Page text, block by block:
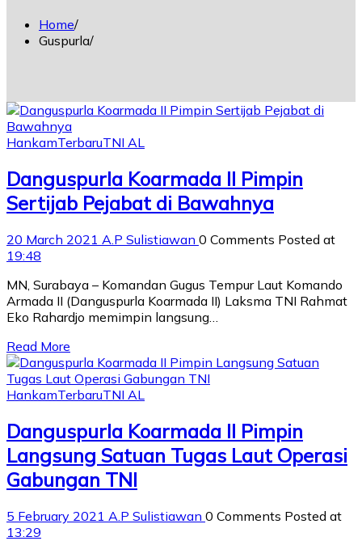
Home
Guspurla
HankamTerbaruTNI AL
Danguspurla Koarmada II Pimpin
Sertijab Pejabat di Bawahnya
20 March 2021 A.P Sulistiawan 0 Comments Posted at
19:48
MN, Surabaya – Komandan Gugus Tempur Laut Komando
Armada II (Danguspurla Koarmada II) Laksma TNI Rahmat
Eko Rahardjo memimpin langsung…
Read More
HankamTerbaruTNI AL
Danguspurla Koarmada II Pimpin
Langsung Satuan Tugas Laut Operasi
Gabungan TNI
5 February 2021 A.P Sulistiawan 0 Comments Posted at
13:29